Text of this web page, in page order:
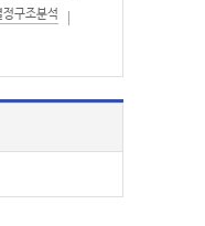
정구조분석